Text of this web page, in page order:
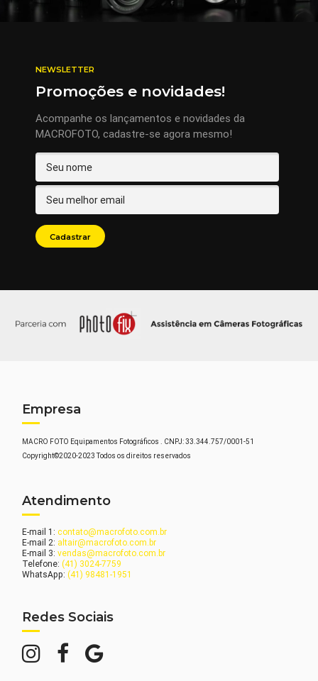
NEWSLETTER
Promoções e novidades!
Acompanhe os lançamentos e novidades da
MACROFOTO, cadastre-se agora mesmo!
Empresa
MACRO FOTO Equipamentos Fotográficos . CNPJ: 33.344.757/0001-51
Copyright©2020-2023 Todos os direitos reservados
Atendimento
E-mail 1:contato@macrofoto.com.br
E-mail 2: altair@macrofoto.com.br
E-mail 3:vendas@macrofoto.com.br
Telefone:(41) 3024-7759
WhatsApp:(41) 98481-1951
Redes Sociais